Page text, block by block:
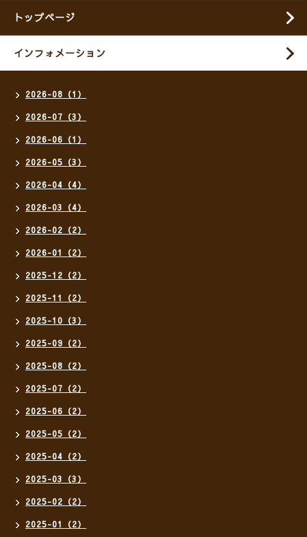
トップページ
インフォメーション
2026-08（1）
2026-07（3）
2026-06（1）
2026-05（3）
2026-04（4）
2026-03（4）
2026-02（2）
2026-01（2）
2025-12（2）
2025-11（2）
2025-10（3）
2025-09（2）
2025-08（2）
2025-07（2）
2025-06（2）
2025-05（2）
2025-04（2）
2025-03（3）
2025-02（2）
2025-01（2）